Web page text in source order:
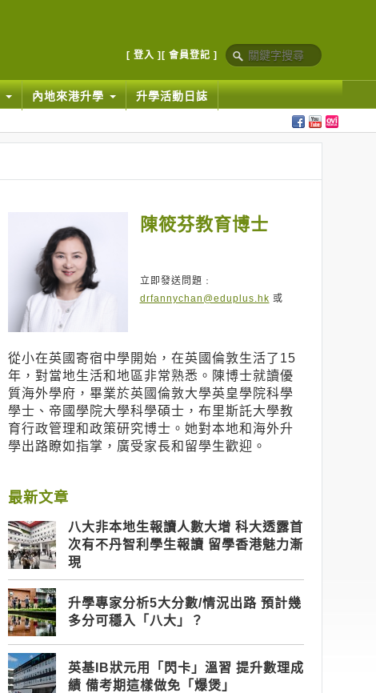
[ 登入 ] [ 會員登記 ]
內地來港升學 升學活動日誌
陳筱芬教育博士
立即發送問題﹕
drfannychan@eduplus.hk 或
從小在英國寄宿中學開始，在英國倫敦生活了15
年，對當地生活和地區非常熟悉。陳博士就讀優
質海外學府，畢業於英國倫敦大學英皇學院科學
學士、帝國學院大學科學碩士，布里斯託大學教
育行政管理和政策研究博士。她對本地和海外升
學出路瞭如指掌，廣受家長和留學生歡迎。
最新文章
八大非本地生報讀人數大增 科大透露首
次有不丹智利學生報讀 留學香港魅力漸
現
升學專家分析5大分數/情況出路 預計幾
多分可穩入「八大」？
英基IB狀元用「閃卡」溫習 提升數理成
績 備考期這樣做免「爆煲」